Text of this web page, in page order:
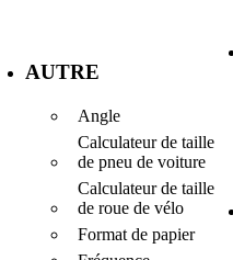
AUTRE
Angle
Calculateur de taille
de pneu de voiture
Calculateur de taille
de roue de vélo
Format de papier